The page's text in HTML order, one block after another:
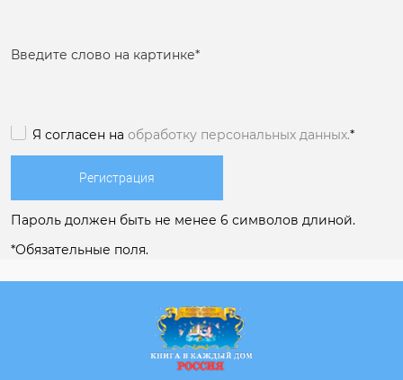
Введите слово на картинке*
Я согласен на обработку персональных данных.*
Пароль должен быть не менее 6 символов длиной.
*Обязательные поля.